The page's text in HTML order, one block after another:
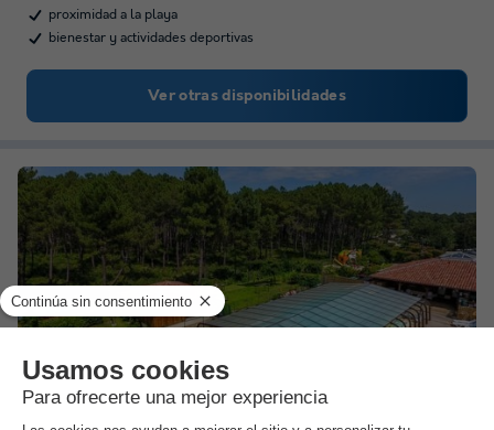
proximidad a la playa
bienestar y actividades deportivas
Ver otras disponibilidades